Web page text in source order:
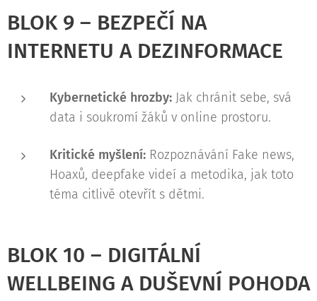
BLOK 9 – BEZPEČÍ NA
INTERNETU A DEZINFORMACE
Kybernetické hrozby: Jak chránit sebe, svá
data i soukromí žáků v online prostoru.
Kritické myšlení: Rozpoznávání Fake news,
Hoaxů, deepfake videí a metodika, jak toto
téma citlivě otevřít s dětmi.
BLOK 10 – DIGITÁLNÍ
WELLBEING A DUŠEVNÍ POHODA